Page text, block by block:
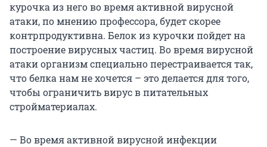
курочка из него во время активной вирусной
атаки, по мнению профессора, будет скорее
контрпродуктивна. Белок из курочки пойдет на
построение вирусных частиц. Во время вирусной
атаки организм специально перестраивается так,
что белка нам не хочется – это делается для того,
чтобы ограничить вирус в питательных
стройматериалах.
— Во время активной вирусной инфекции